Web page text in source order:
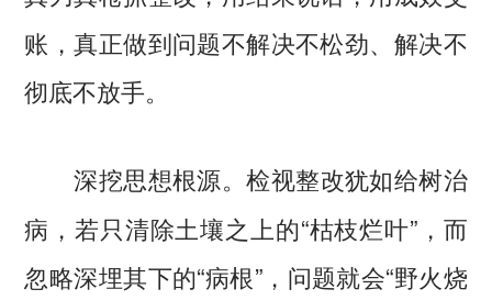
账，真正做到问题不解决不松劲、解决不
彻底不放手。
深挖思想根源。检视整改犹如给树治
病，若只清除土壤之上的“枯枝烂叶”，而
忽略深埋其下的“病根”，问题就会“野火烧